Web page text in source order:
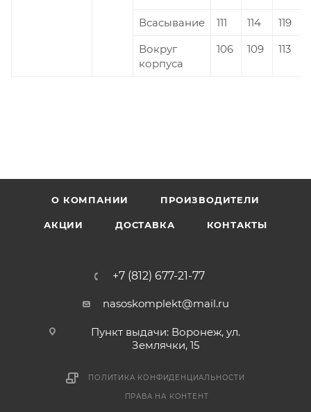
Всасывание
111 114 119
Вокруг
корпуса
106 109 113
О КОМПАНИИ ПРОИЗВОДИТЕЛИ
АКЦИИ ДОСТАВКА КОНТАКТЫ
+7 (812) 677-21-77
nasoskomplekt@mail.ru
Пункт выдачи: Воронеж, ул.
Землячки, 15
ПОЛИТИКА КОНФИДЕНЦИАЛЬНОСТИ
ПРАВА НА КОНТЕНТ